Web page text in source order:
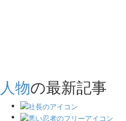
人物の最新記事